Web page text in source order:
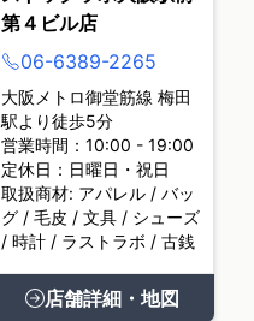
第４ビル店
06-6389-2265
大阪メトロ御堂筋線 梅田
駅より徒歩5分
営業時間：10:00 - 19:00
定休日：日曜日・祝日
取扱商材: アパレル / バッ
グ / 毛皮 / 文具 / シューズ
/ 時計 / ラストラボ / 古銭
店舗詳細・地図